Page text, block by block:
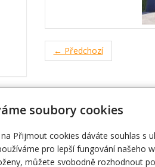
← Předchozí
ve spolupráci s Vámi zajistíme vše
na různá vystoupení, umělce atd.
soubory cookies
Přijmout cookies dáváte souhlas s
pro lepší fungování našeho
můžete svobodně rozhodnout